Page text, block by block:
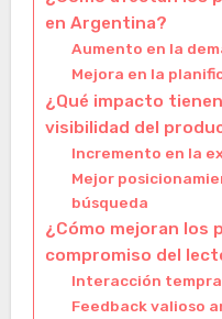
en Argentina?
Aumento en la
Mejora en la
¿Qué impacto
visibilidad del
Incremento en la
Mejor
búsqueda
¿Cómo mejoran los
compromiso del
Interacción
Feedback valioso